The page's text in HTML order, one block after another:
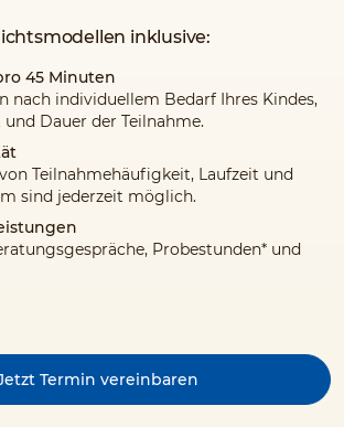
inklusive:
45 Minuten
nach individuellem Bedarf Ihres Kindes,
Dauer der Teilnahme.
Teilnahmehäufigkeit, Laufzeit und
sind jederzeit möglich.
Probestunden* und
Termin vereinbaren